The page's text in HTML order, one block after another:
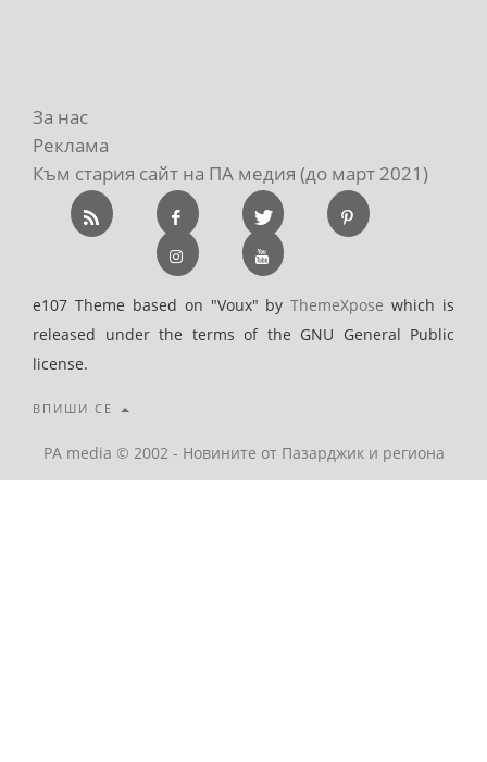
За нас
Реклама
Към стария сайт на ПА медия (до март 2021)
e107 Theme based on "Voux" byThemeXpose which is
released under the terms of the GNU General Public
license.
ВПИШИ СЕ
PA media © 2002 - Новините от Пазарджик и региона